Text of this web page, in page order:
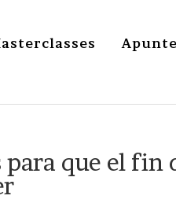
que el fin